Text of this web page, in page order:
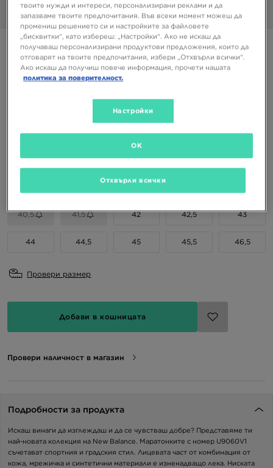
Снимки 360°
NEW BALANCE 9060
189,99 €
Черен
Избери размер
40,5 41,5 42 42,5 43
44 44,5 45 45,5 46,5
Провери размер
Добави в кошницата
Провери наличност в магазин
Подробности за продукта
Искаш винаги да изглеждаш и да се чувстваш добре? Представяме ти
най-новата колекция на New Balance. Маратонките с номер U9060V1
съчетават спортния и градския стил. Лицевата част от комбинация от
кожа, мрежичка и синтетични материали е изненадващо лека. Ниската
твоите нужди и интереси, персонализирани реклами и да
запазваме твоите предпочитания. Във всеки момент можеш да
промениш решението си и настройките за файловете
„бисквитки“, като избереш: „Настройки“. Ако не искаш да
получаваш персонализирани продуктови предложения, които да
отговарят на твоите предпочитания, избери „Отхвърли всички“.
Ако искаш да получиш повече информация, прочети нашата
политика за поверителност.
Настройки
Отхвърли всички
OK